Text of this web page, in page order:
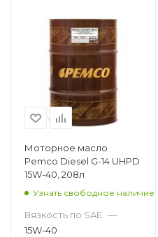
Моторное масло
Pemco Diesel G-14 UHPD
15W-40, 208л
Узнать свободное наличие
Вязкость по SAE —
15W-40